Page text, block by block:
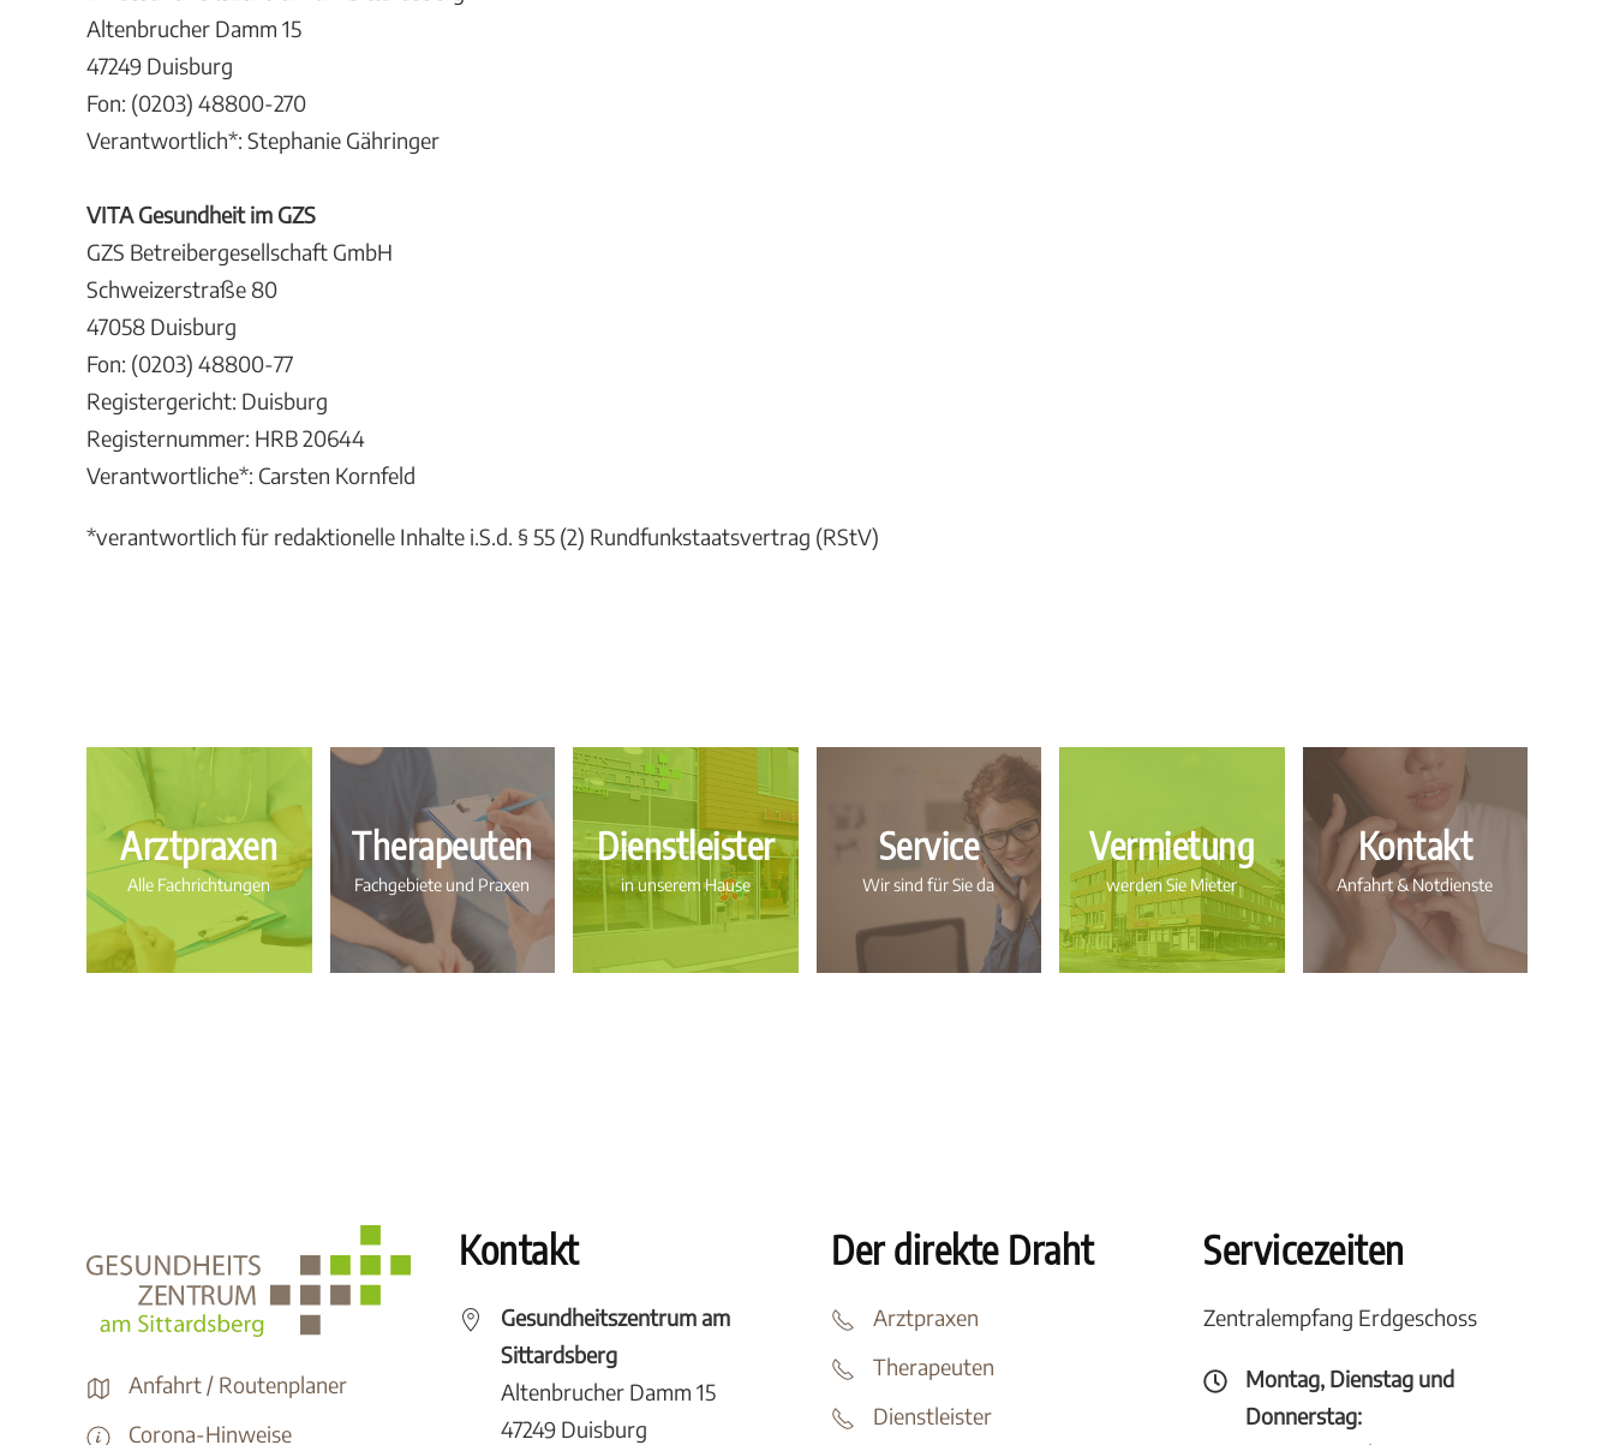
Altenbrucher Damm 15
47249 Duisburg
Fon: (0203) 48800-270
Verantwortlich*: Stephanie Gähringer
VITA Gesundheit im GZS
GZS Betreibergesellschaft GmbH
Schweizerstraße 80
47058 Duisburg
Fon: (0203) 48800-77
Registergericht: Duisburg
Registernummer: HRB 20644
Verantwortliche*: Carsten Kornfeld
*verantwortlich für redaktionelle Inhalte i.S.d. § 55 (2) Rundfunkstaatsvertrag (RStV)
Arztpraxen
Alle Fachrichtungen
Therapeuten
Fachgebiete und Praxen
Dienstleister
in unserem Hause
Service
Wir sind für Sie da
Vermietung
werden Sie Mieter
Kontakt
Anfahrt & Notdienste
Anfahrt / Routenplaner
Corona-Hinweise
Kontakt
Gesundheitszentrum am
Sittardsberg
Altenbrucher Damm 15
47249 Duisburg
Der direkte Draht
Arztpraxen
Therapeuten
Dienstleister
Servicezeiten
Zentralempfang Erdgeschoss
Montag, Dienstag und
Donnerstag: